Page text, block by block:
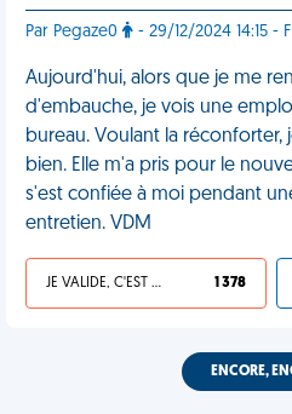
Par Pegaze0 - 29/12/2024 14:15 -
Aujourd'hui, alors que je me
d'embauche, je vois une
bureau. Voulant la
bien. Elle m'a pris pour le
s'est confiée à moi pendant
entretien. VDM
JE VALIDE, C'EST UNE VDM 1 378
ENCORE,